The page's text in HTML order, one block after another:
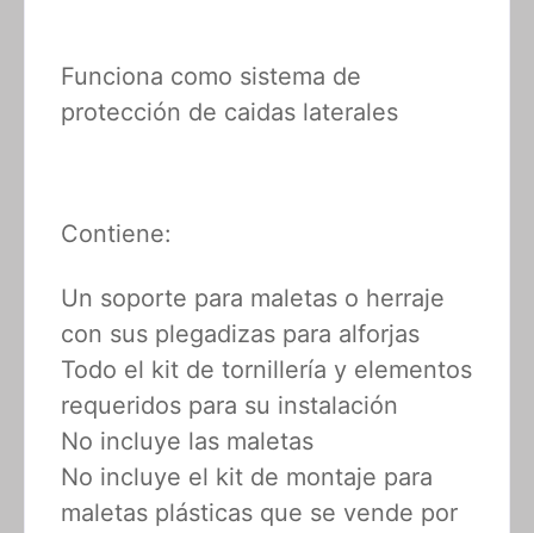
Funciona como sistema de
protección de caidas laterales
Contiene:
Un soporte para maletas o herraje
con sus plegadizas para alforjas
Todo el kit de tornillería y elementos
requeridos para su instalación
No incluye las maletas
No incluye el kit de montaje para
maletas plásticas que se vende por